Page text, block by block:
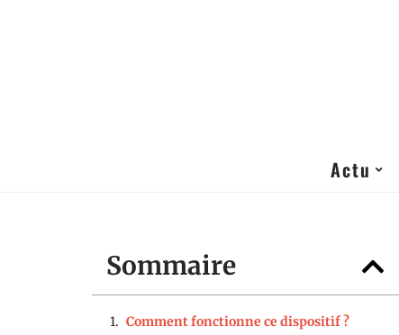
Actu
Sommaire
Comment fonctionne ce dispositif ?